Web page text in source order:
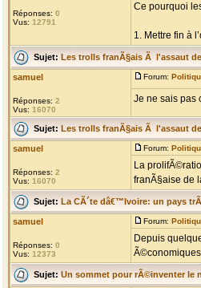
Réponses: 0
Vus: 12791
Ce pourquoi
1. Mettre fin à
Sujet: Les trolls franÃ§ais Ã l'assaut
samuel
Réponses: 2
Vus: 16070
Forum:
Je ne sais pas
Sujet: Les trolls franÃ§ais Ã l'assaut
samuel
Réponses: 2
Vus: 16070
Forum:
La
franÃ§aise de
Sujet: La CÃ´te dâ€™Ivoire: un pays
samuel
Réponses: 0
Vus: 12373
Forum:
Depuis
Sujet: Un sommet pour rÃ©inventer le